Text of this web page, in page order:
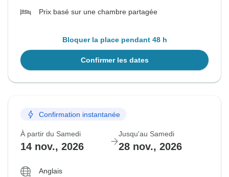
Prix basé sur une chambre partagée
Bloquer la place pendant 48 h
Confirmer les dates
Confirmation instantanée
À partir du Samedi
14 nov., 2026
Jusqu'au Samedi
28 nov., 2026
Anglais